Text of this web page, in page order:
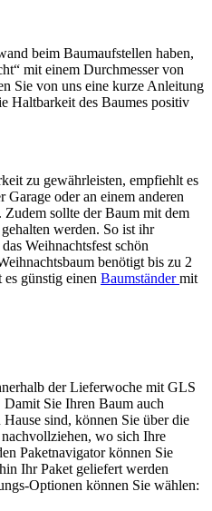
beim Baumaufstellen haben,
mit einem Durchmesser von
Sie von uns eine kurze Anleitung
Haltbarkeit des Baumes positiv
zu gewährleisten, empfiehlt es
Garage oder an einem anderen
sollte der Baum mit dem
werden. So ist ihr
Weihnachtsfest schön
benötigt bis zu 2
günstig einen Baumständermit
der Lieferwoche mit GLS
Sie Ihren Baum auch
sind, können Sie über die
wo sich Ihre
Paketnavigator können Sie
Ihr Paket geliefert werden
Optionen können Sie wählen: